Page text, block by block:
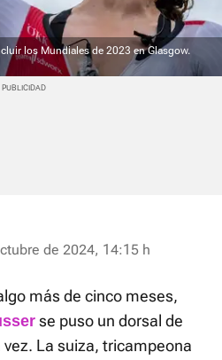
los Mundiales de 2023 en Glasgow.
de 2024, 14:15 h
más de cinco meses,
se puso un dorsal de
La suiza, tricampeona